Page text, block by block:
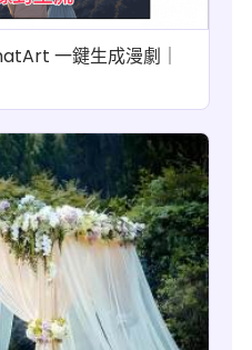
一鍵生成漫劇｜